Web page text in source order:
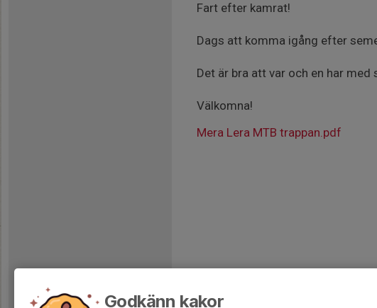
Fart efter kamrat!
Dags att komma igång efter
Det är bra att var och en har
Välkomna!
Mera Lera MTB trappan.pdf
Godkänn kakor